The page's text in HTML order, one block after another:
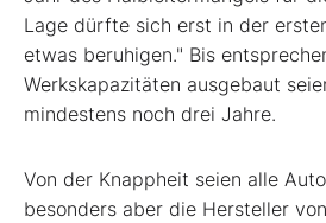
Lage dürfte sich erst in der
etwas beruhigen." Bis
Werkskapazitäten ausgebaut
mindestens noch drei Jahre.
Von der Knappheit seien alle
besonders aber die Hersteller